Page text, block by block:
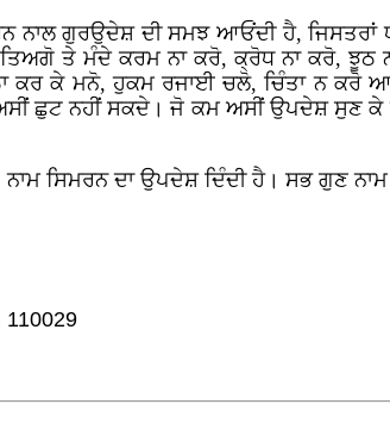
ਨਾਲ ਗੁਰਉਦੇਸ਼ ਦੀ ਸਮਝ ਆਓਂਦੀ ਹੈ,
ਤੇ ਮੰਦੇ ਕਰਮ ਨਾ ਕਰੋ, ਕ੍ਰੋਧ ਨਾ ਕਰੋ, ਝੂਠ
ਕਰ ਕੇ ਮਨੋ, ਹੁਕਮ ਰਜਾਈ ਚਲੋ, ਚਿੰਤਾ ਨ
ਛੁਟ ਨਹੀਂ ਸਕਦੇ। ਜੋ ਕਮ ਅਸੀਂ ਉਪਦੇਸ਼ ਸੁਣ
ਨਾਮ ਸਿਮਰਨ ਦਾ ਉਪਦੇਸ਼ ਦਿੰਦੀ ਹੈ। ਸਭ ਗੁਣ
110029